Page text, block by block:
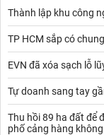
Thành lập khu công
TP HCM sắp có
EVN đã xóa sạch lỗ
Tự doanh sang tay
Thu hồi 89 ha đất để
phố cảng hàng không